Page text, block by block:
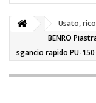
Usato,
BENRO
sgancio rapido PU-150